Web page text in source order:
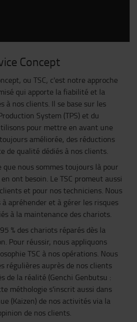
Concept
ou TSC, c'est notre approche
qui apporte la fiabilité et la
à nos clients. Il se base sur les
System (TPS) et du
pour mettre en avant une
améliorée, des réductions
de qualité dédiés à nos clients.
que nous sommes toujours là pour
ont besoin. Le TSC promeut aussi
et pour nos techniciens. Nous
apréhender et à gérer les risques
à la maintenance des chariots.
% des chariots réparés dès la
Pour réussir, nous appliquons
TSC à nos opérations. Nous
régulières auprès de nos clients
de la réalité (Genchi Genbutsu :
méthologie s'inscrit aussi dans
(Kaizen) de nos activités via la
de nos clients.